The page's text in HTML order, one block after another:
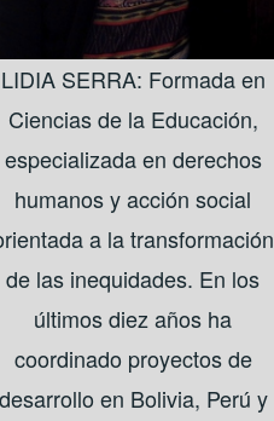
LIDIA SERRA: Formada en
Ciencias de la Educación,
especializada en derechos
humanos y acción social
a la transformación
de las inequidades. En los
últimos diez años ha
coordinado proyectos de
desarrollo en Bolivia, Perú y